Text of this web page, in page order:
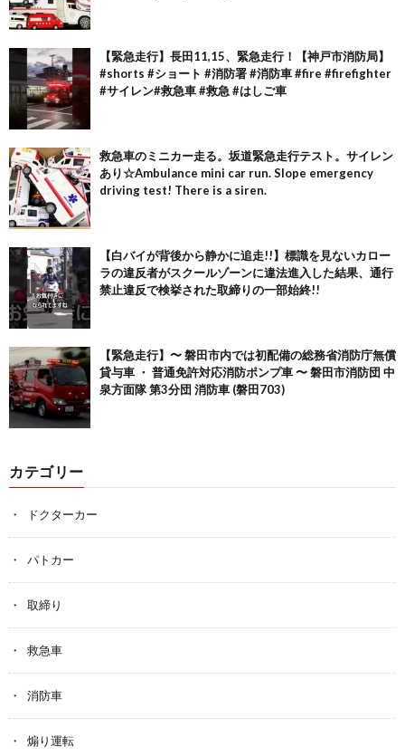
【緊急走行】長田11,15、緊急走行！【神戸市消防局】
#shorts #ショート #消防署 #消防車 #fire #firefighter
#サイレン#救急車 #救急 #はしご車
救急車のミニカー走る。坂道緊急走行テスト。サイレン
あり☆Ambulance mini car run. Slope emergency
driving test! There is a siren.
【白バイが背後から静かに追走!!】標識を見ないカロー
ラの違反者がスクールゾーンに違法進入した結果、通行
禁止違反で検挙された取締りの一部始終!!
【緊急走行】〜 磐田市内では初配備の総務省消防庁無償
貸与車 ・ 普通免許対応消防ポンプ車 〜 磐田市消防団 中
泉方面隊 第3分団 消防車 (磐田703)
カテゴリー
ドクターカー
パトカー
取締り
救急車
消防車
煽り運転